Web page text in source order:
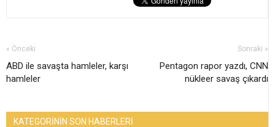
« Önceki
ABD ile savaşta hamleler, karşı
hamleler
Sonraki »
Pentagon rapor yazdı, CNN
nükleer savaş çıkardı
KATEGORİNİN SON HABERLERİ